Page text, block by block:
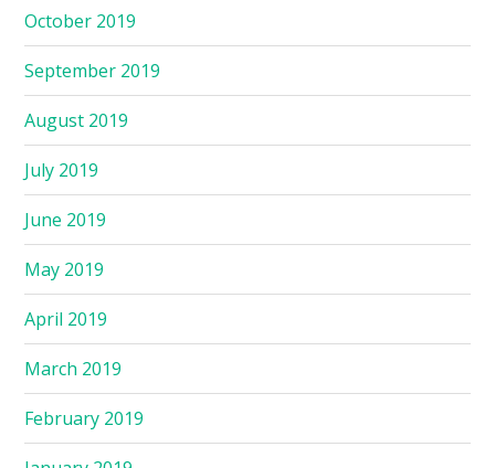
October 2019
September 2019
August 2019
July 2019
June 2019
May 2019
April 2019
March 2019
February 2019